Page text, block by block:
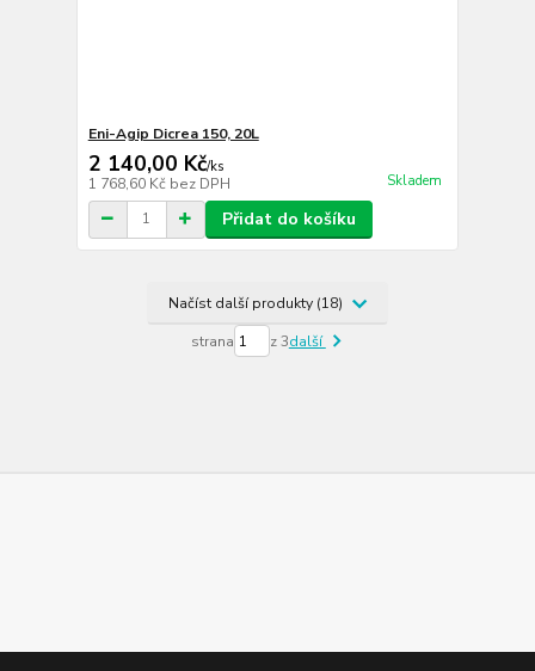
Eni-Agip Dicrea 150, 20L
2 140,00 Kč/ks
1 768,60 Kč bez DPH Skladem
Přidat do košíku
Načíst další produkty (18)
strana z 3další